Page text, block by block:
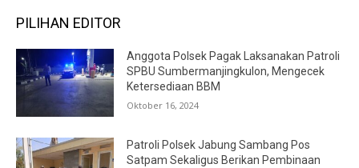
PILIHAN EDITOR
Anggota Polsek Pagak Laksanakan Patroli
SPBU Sumbermanjingkulon, Mengecek
Ketersediaan BBM
Oktober 16, 2024
Patroli Polsek Jabung Sambang Pos
Satpam Sekaligus Berikan Pembinaan